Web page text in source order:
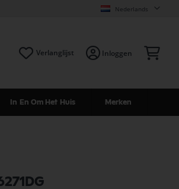
Nederlands
Verlanglijst Inloggen
In En Om Het Huis Merken